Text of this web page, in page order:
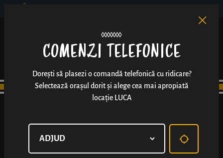
COMENZI TELEFONICE
Dorești să plasezi o comandă telefonică cu ridicare?
Selectează orașul dorit și alege cea mai apropiată
locație LUCA